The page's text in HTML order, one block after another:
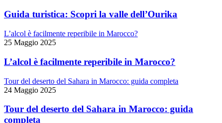
Guida turistica: Scopri la valle dell’Ourika
L’alcol è facilmente reperibile in Marocco?
25 Maggio 2025
L’alcol è facilmente reperibile in Marocco?
Tour del deserto del Sahara in Marocco: guida completa
24 Maggio 2025
Tour del deserto del Sahara in Marocco: guida
completa